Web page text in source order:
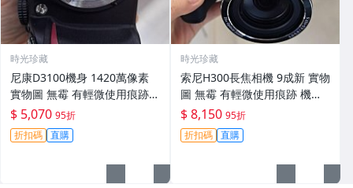
時光珍藏
尼康D3100機身 1420萬像素
實物圖 無霉 有輕微使用痕跡
機身原裝 無拆修無翻新 臨-34
3
$ 5,070 95折
折扣碼 直購
時光珍藏
索尼H300長焦相機 9成新 實物
圖 無霉 有輕微使用痕跡 機身
鏡頭原裝 無拆修無翻新-3430
$ 8,150 95折
折扣碼 直購